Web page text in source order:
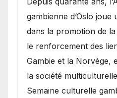
gambienne d’Oslo joue
dans la promotion de
le renforcement des
Gambie et la Norvège,
la société
Semaine culturelle